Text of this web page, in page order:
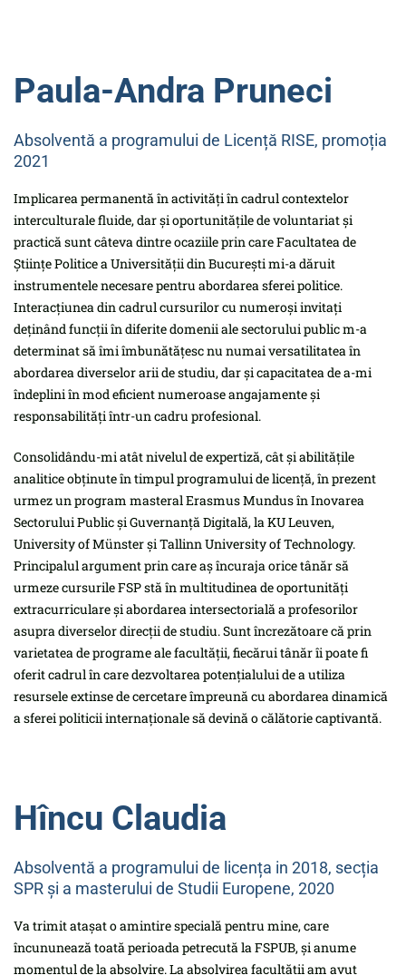
Paula-Andra Pruneci
Absolventă a programului de Licență RISE, promoția
2021
Implicarea permanentă în activități în cadrul contextelor
interculturale fluide, dar și oportunitățile de voluntariat și
practică sunt câteva dintre ocaziile prin care Facultatea de
Științe Politice a Universității din București mi-a dăruit
instrumentele necesare pentru abordarea sferei politice.
Interacțiunea din cadrul cursurilor cu numeroși invitați
deținând funcții în diferite domenii ale sectorului public m-a
determinat să îmi îmbunătățesc nu numai versatilitatea în
abordarea diverselor arii de studiu, dar și capacitatea de a-mi
îndeplini în mod eficient numeroase angajamente și
responsabilități într-un cadru profesional.
Consolidându-mi atât nivelul de expertiză, cât și abilitățile
analitice obținute în timpul programului de licență, în prezent
urmez un program masteral Erasmus Mundus în Inovarea
Sectorului Public și Guvernanță Digitală, la KU Leuven,
University of Münster și Tallinn University of Technology.
Principalul argument prin care aș încuraja orice tânăr să
urmeze cursurile FSP stă în multitudinea de oportunități
extracurriculare și abordarea intersectorială a profesorilor
asupra diverselor direcții de studiu. Sunt încrezătoare că prin
varietatea de programe ale facultății, fiecărui tânăr îi poate fi
oferit cadrul în care dezvoltarea potențialului de a utiliza
resursele extinse de cercetare împreună cu abordarea dinamică
a sferei politicii internaționale să devină o călătorie captivantă.
Hîncu Claudia
Absolventă a programului de licența in 2018, secția
SPR și a masterului de Studii Europene, 2020
Va trimit atașat o amintire specială pentru mine, care
încununează toată perioada petrecută la FSPUB, și anume
momentul de la absolvire. La absolvirea facultății am avut